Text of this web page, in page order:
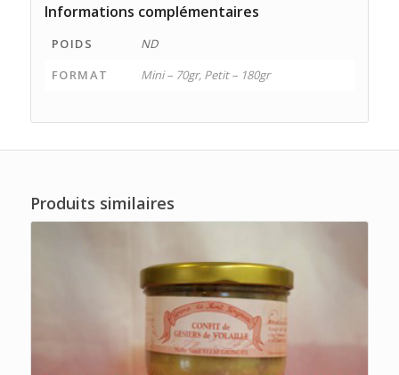
Informations complémentaires
POIDS
ND
FORMAT
Mini – 70gr, Petit – 180gr
Produits similaires